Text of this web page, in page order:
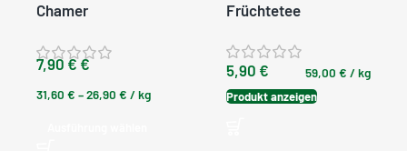
Chamer
7,90 €€
31,60 € –26,90 € /kg
Früchtetee
5,90 € 59,00 € /kg
Produkt anzeigen